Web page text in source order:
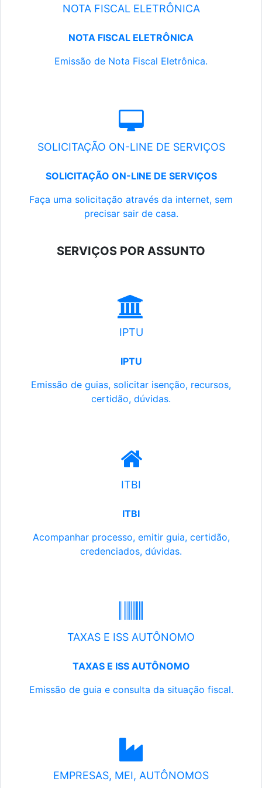
NOTA FISCAL ELETRÔNICA
NOTA FISCAL ELETRÔNICA
Emissão de Nota Fiscal Eletrônica.
SOLICITAÇÃO ON-LINE DE SERVIÇOS
SOLICITAÇÃO ON-LINE DE SERVIÇOS
Faça uma solicitação através da internet, sem
precisar sair de casa.
SERVIÇOS POR ASSUNTO
IPTU
IPTU
Emissão de guias, solicitar isenção, recursos,
certidão, dúvidas.
ITBI
ITBI
Acompanhar processo, emitir guia, certidão,
credenciados, dúvidas.
TAXAS E ISS AUTÔNOMO
TAXAS E ISS AUTÔNOMO
Emissão de guia e consulta da situação fiscal.
EMPRESAS, MEI, AUTÔNOMOS